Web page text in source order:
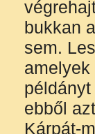
bukkan
sem.
ebből
Kárpát-